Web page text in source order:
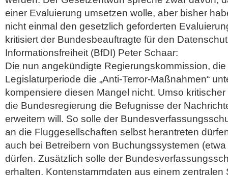
einer Evaluierung umsetzen wolle, aber bisher
nicht einmal den gesetzlich geforderten
kritisiert der Bundesbeauftragte für den
Informationsfreiheit (BfDI) Peter Schaar:
Die nun angekündigte Regierungskommission,
Legislaturperiode die „Anti-Terror-Maßnahmen“
kompensiere diesen Mangel nicht. Umso
die Bundesregierung die Befugnisse der
erweitern will. So solle der
an die Fluggesellschaften selbst herantreten
auch bei Betreibern von Buchungssystemen (etwa
dürfen. Zusätzlich solle der
erhalten, Kontenstammdaten aus einem zentralen